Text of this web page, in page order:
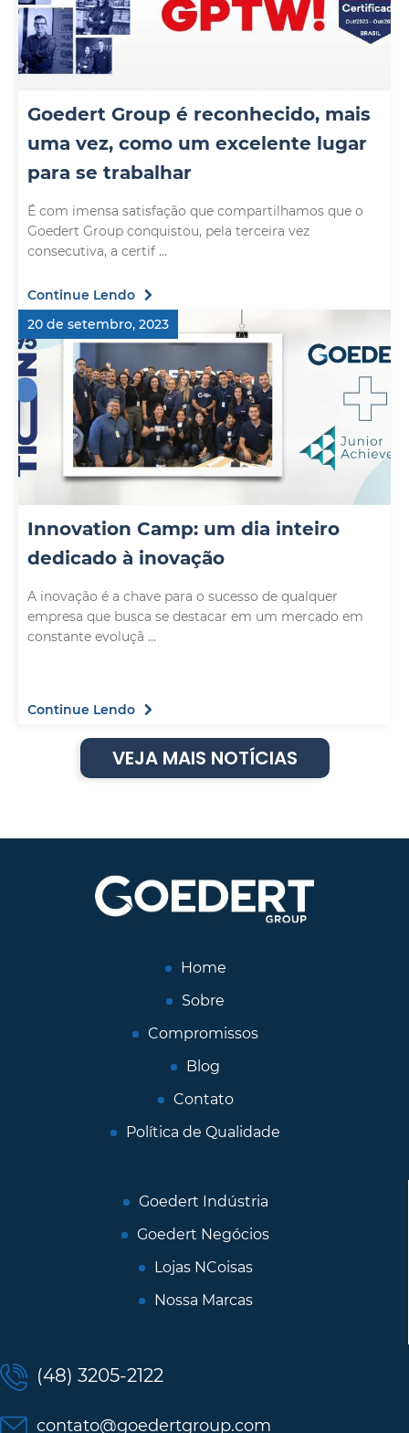
Goedert Group é reconhecido, mais
uma vez, como um excelente lugar
para se trabalhar
É com imensa satisfação que compartilhamos que o
Goedert Group conquistou, pela terceira vez
consecutiva, a certif ...
Continue Lendo
20 de setembro, 2023
Innovation Camp: um dia inteiro
dedicado à inovação
A inovação é a chave para o sucesso de qualquer
empresa que busca se destacar em um mercado em
constante evoluçã ...
Continue Lendo
VEJA MAIS NOTÍCIAS
Home
Sobre
Compromissos
Blog
Contato
Política de Qualidade
Goedert Indústria
Goedert Negócios
Lojas NCoisas
Nossa Marcas
(48) 3205-2122
contato@goedertgroup.com